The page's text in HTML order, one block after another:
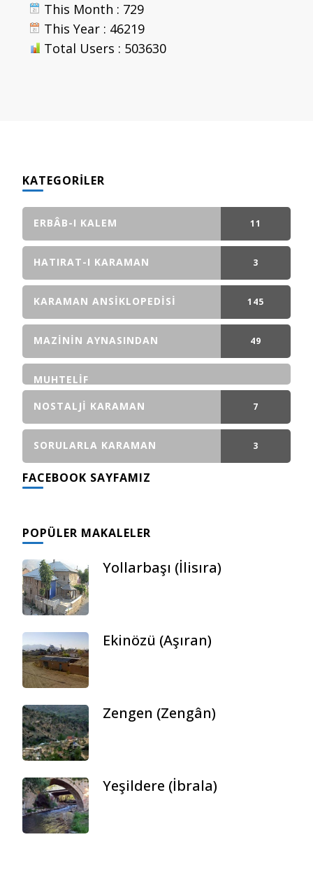
This Month : 729
This Year : 46219
Total Users : 503630
KATEGORILER
ERBÂB-I KALEM 11
GÖNDERI(LER)
HATIRAT-I KARAMAN 3
GÖNDERI(LER)
KARAMAN ANSIKLOPEDISI 145
GÖNDERI(LER)
MAZININ AYNASINDAN 49
MUHTELIF
NOSTALJI KARAMAN
7
GÖNDERI(LER)
SORULARLA KARAMAN 3
FACEBOOK SAYFAMIZ
POPÜLER MAKALELER
Yollarbaşı (İlisıra)
Ekinözü (Aşıran)
Zengen (Zengân)
Yeşildere (İbrala)